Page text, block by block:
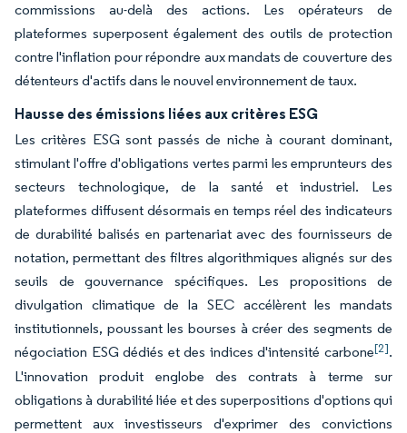
commissions au-delà des actions. Les opérateurs de
plateformes superposent également des outils de protection
contre l'inflation pour répondre aux mandats de couverture des
détenteurs d'actifs dans le nouvel environnement de taux.
Hausse des émissions liées aux critères ESG
Les critères ESG sont passés de niche à courant dominant,
stimulant l'offre d'obligations vertes parmi les emprunteurs des
secteurs technologique, de la santé et industriel. Les
plateformes diffusent désormais en temps réel des indicateurs
de durabilité balisés en partenariat avec des fournisseurs de
notation, permettant des filtres algorithmiques alignés sur des
seuils de gouvernance spécifiques. Les propositions de
divulgation climatique de la SEC accélèrent les mandats
institutionnels, poussant les bourses à créer des segments de
négociation ESG dédiés et des indices d'intensité carbone[2].
L'innovation produit englobe des contrats à terme sur
obligations à durabilité liée et des superpositions d'options qui
permettent aux investisseurs d'exprimer des convictions